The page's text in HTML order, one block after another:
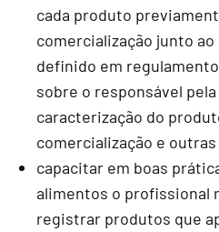
cada produto
comercialização junto
definido em
sobre o responsável
caracterização do
comercialização e
capacitar em boas
alimentos o profissional
registrar produtos que